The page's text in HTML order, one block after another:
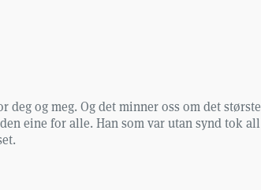
og meg. Og det minner oss om det
eine for alle. Han som var utan synd tok